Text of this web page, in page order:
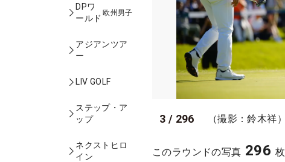
DPワ
ールド
欧州男子
アジアンツア
ー
LIV GOLF
ステップ・ア
ップ
ネクストヒロ
イン
3 / 296 （撮影：鈴木祥）
このラウンドの写真 296 枚